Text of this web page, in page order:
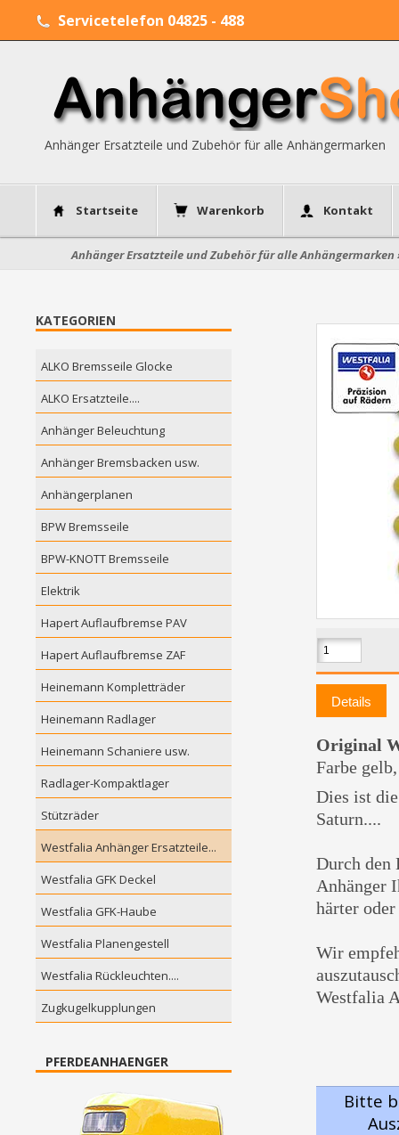
Servicetelefon 04825 - 488
Anhänger Ersatzteile und Zubehör für alle Anhängermarken
Startseite Warenkorb Kontakt
Anhänger Ersatzteile und Zubehör für alle Anhängermarken
KATEGORIEN
ALKO Bremsseile Glocke
ALKO Ersatzteile....
Anhänger Beleuchtung
Anhänger Bremsbacken usw.
Anhängerplanen
BPW Bremsseile
BPW-KNOTT Bremsseile
Elektrik
Hapert Auflaufbremse PAV
Hapert Auflaufbremse ZAF
Heinemann Kompletträder
Heinemann Radlager
Heinemann Schaniere usw.
Radlager-Kompaktlager
Stützräder
Westfalia Anhänger Ersatzteile...
Westfalia GFK Deckel
Westfalia GFK-Haube
Westfalia Planengestell
Westfalia Rückleuchten....
Zugkugelkupplungen
PFERDEANHAENGER
Details
Original
Farbe
Dies ist
Saturn....
Durch den
Anhänger
härter
Wir
Westfalia
Bitte